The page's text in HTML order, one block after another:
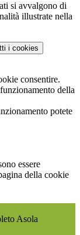
si avvalgono di
illustrate nella
i cookies
consentire.
della
potete
essere
della cookie
Asola